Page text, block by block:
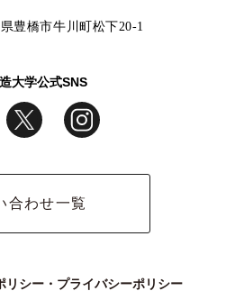
豊橋市牛川町松下20-1
大学公式SNS
合わせ一覧
リシー・プライバシーポリシー